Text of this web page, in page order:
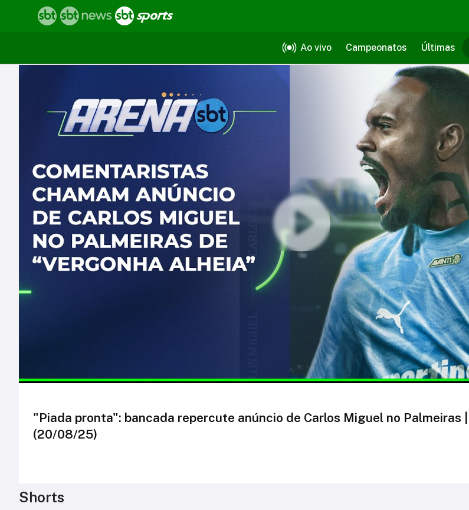
Ao vivo Campeonatos Últimas
Vídeos
"Piada pronta": bancada repercute anúncio de Carlos Miguel no Palmeiras
(20/08/25)
Shorts